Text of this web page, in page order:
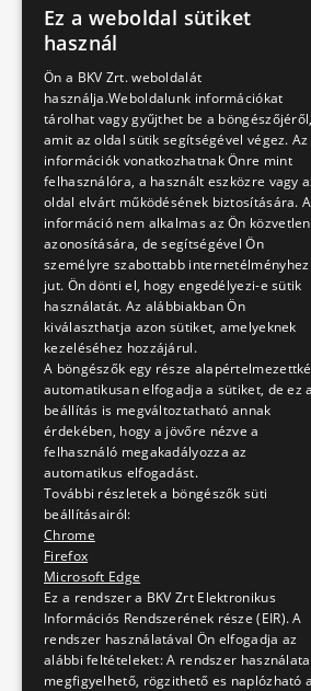
Diák- és
Csoportos
Családi
6 év alatt és
A pénztárban
A virtuális túra
Aktuális
Gyereknapi
Korábbi
06-1-461-6500/
E-mail címünk:
muzeum@bkv.hu
Ez a weboldal sütiket
használ
Ön a BKV Zrt. weboldalát
használja.Weboldalunk információkat
tárolhat vagy gyűjthet be a böngészőjéről,
amit az oldal sütik segítségével végez. Az
információk vonatkozhatnak Önre mint
felhasználóra, a használt eszközre vagy
oldal elvárt működésének biztosítására.
információ nem alkalmas az Ön közvetlen
azonosítására, de segítségével Ön
személyre szabottabb internetélményhez
jut. Ön dönti el, hogy engedélyezi-e sütik
használatát. Az alábbiakban Ön
kiválaszthatja azon sütiket, amelyeknek
kezeléséhez hozzájárul.
A böngészők egy része
automatikusan elfogadja a sütiket, de ez a
beállítás is megváltoztatható annak
érdekében, hogy a jövőre nézve a
felhasználó megakadályozza az
automatikus elfogadást.
További részletek a böngészők süti
beállításairól:
Chrome
Firefox
Microsoft Edge
Ez a rendszer a BKV Zrt Elektronikus
Információs Rendszerének része (EIR). A
rendszer használatával Ön elfogadja az
alábbi feltételeket: A rendszer használata
megfigyelhető, rögzithető es naplózható a